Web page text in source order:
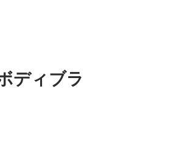
ディブラ